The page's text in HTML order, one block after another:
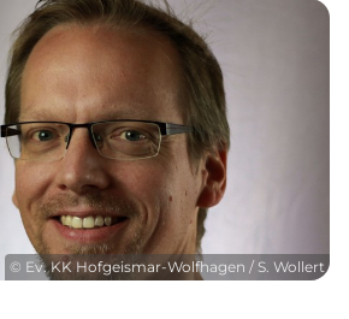
© Ev. KK Hofgeismar-Wolfhagen / S. Wollert